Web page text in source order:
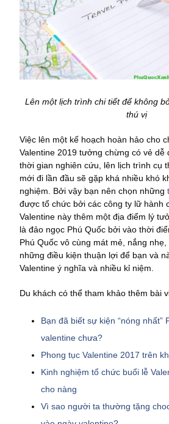
Lên một lịch trình chi tiết để không
thú vị
Việc lên một kế hoạch hoàn hảo cho
Valentine 2019 tưởng chừng có vẻ dễ
thời gian nghiên cứu, lên lịch trình cụ
mới đi lần đầu sẽ gặp khá nhiều khó
nghiệm. Bởi vậy bạn nên chọn những
được tổ chức bởi các công ty lữ hành
Valentine này thêm một địa điểm lý
là đảo ngọc Phú Quốc bởi vào thời
Phú Quốc vô cùng mát mẻ, nắng
những điều kiện thuận lợi để bạn và
Valentine ý nghĩa và nhiều kỉ niệm.
Du khách có thể tham khảo thêm bài
Bạn đã biết sự kiện “nóng nhất”
valentine chưa?
Phong tục Valentine 2017 trên
Kinh nghiệm tổ chức buổi lễ
cho nàng
Vì sao người ta thường tặng